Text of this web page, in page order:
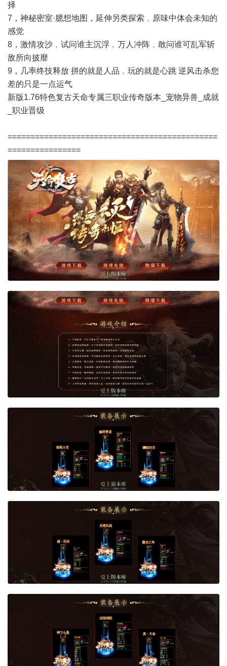
择
7，神秘密室·臆想地图，延伸另类探索﹐原味中体会未知的
感觉
8，激情攻沙﹐试问谁主沉浮﹐万人冲阵﹐敢问谁可乱军斩
敌所向披靡
9，几率终技释放 拼的就是人品﹐玩的就是心跳 逆风击杀您
差的只是一点运气
新版1.76特色复古天命专属三职业传奇版本_宠物异兽_成就
_职业晋级
==============================================
================